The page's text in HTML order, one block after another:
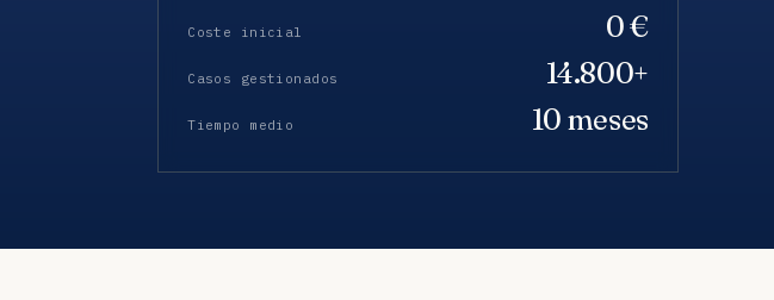
Coste inicial 0 €
Casos gestionados 14.800+
Tiempo medio 10 meses